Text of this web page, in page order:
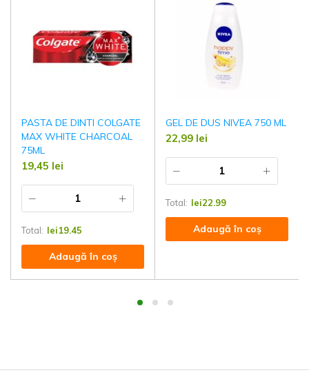
PASTA DE DINTI COLGATE
MAX WHITE CHARCOAL
75ML
19,45 lei
Total: lei19.45
Adaugă în coș
GEL DE DUS NIVEA 750 ML
22,99 lei
Total: lei22.99
Adaugă în coș